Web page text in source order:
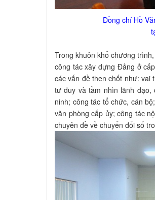
Đồng chí Hồ
Trong khuôn khổ chương
công tác xây dựng Đảng ở
các vấn đề then chốt như: vai
tư duy và tầm nhìn lãnh
ninh; công tác tổ chức, cán
văn phòng cấp ủy; công tác
chuyên đề về chuyển đổi số